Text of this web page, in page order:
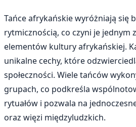
Tańce afrykańskie wyróżniają się
rytmicznością, co czyni je jednym
elementów kultury afrykańskiej.
unikalne cechy, które
społeczności. Wiele tańców
grupach, co podkreśla
rytuałów i pozwala na
oraz więzi międzyludzkich.